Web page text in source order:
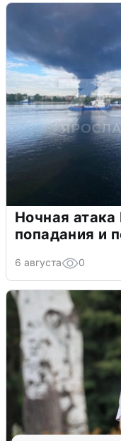
Ночная
попадания и
6 августа 0